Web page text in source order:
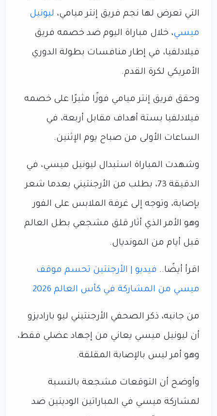
التي تعرض لها نجم فريق إنتر ميامي، ليونيل
ميسي، خلال مباراة اليوم ضد خصمه فريق
فيلادلفيا، في إطار منافسات بطولة الدوري
الأمريكي لكرة القدم.
وحقق فريق إنتر ميامي فوزًا مثيرًا على خصمه
فيلادلفيا بستة أهداف مقابل أربعة، في
الساعات الأولى من صباح يوم الإثنين.
وشهدت المباراة استبدال ليونيل ميسي، في
الدقيقة 73، بطلب من الأرجنتيني بعدما شعر
بإصابة، وتوجه إلى غرفة الملابس على الفور
وهو الأمر الذي أثار قلق مشجعي بطل العالم
قبل أيام من المونديال.
اقرأ أيضًا.. فيديو | الأرجنتين تحسم موقف
ميسي من المشاركة في كأس العالم 2026
من جانبه، ذكر الصحفي الأرجنتيني ليو باراديزو
أن ليونيل ميسي يعاني من إجهاد عضلي فقط،
وهو أمر ليس بالإصابة المقلقة.
وأوضح أن التوقعات مشجعة بالنسبة
لمشاركة ميسي في المباراتين الوديتين ضد